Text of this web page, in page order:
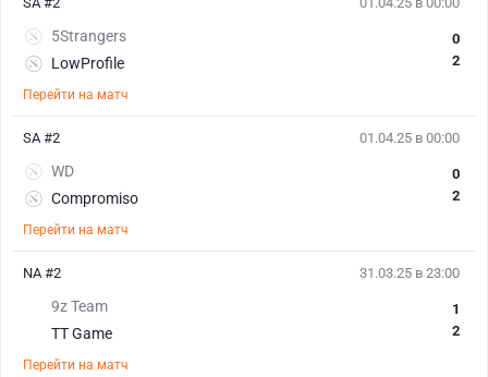
5Strangers
LowProfile
0
2
Перейти на матч
01.04.25 в 00:00
WD
Compromiso
0
2
Перейти на матч
SA #2
31.03.25 в 23:00
9z Team
TT Game
1
2
Перейти на матч
NA #2